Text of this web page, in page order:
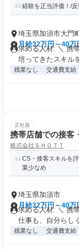
経験を正当評価！/
埼玉県加須市大門
月給32万円～40万
求める人材: ＼ 携
培ってきたスキル
残業なし 交通費支給
正社員
携帯店舗での接客
株式会社ＳＨＯＴＴ
CS・接客スキルを
業少なめ
埼玉県加須市
月給32万円～40万
求める人材: ＼ 携
仕事も、自分らし
残業なし 交通費支給